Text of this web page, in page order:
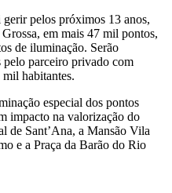
pelos próximos 13 anos,
em mais 47 mil pontos,
de iluminação. Serão
pelo parceiro privado com
habitantes.
especial dos pontos
impacto na valorização do
de Sant’Ana, a Mansão Vila
e a Praça da Barão do Rio